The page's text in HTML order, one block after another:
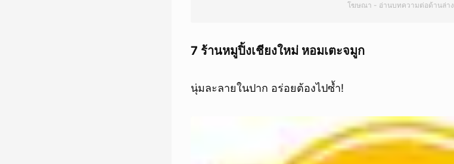
โฆษณา - อ่านบทความต่อด้านล่าง
7 ร้านหมูปิ้งเชียงใหม่ หอมเตะจมูก
นุ่มละลายในปาก อร่อยต้องไปซ้ำ!